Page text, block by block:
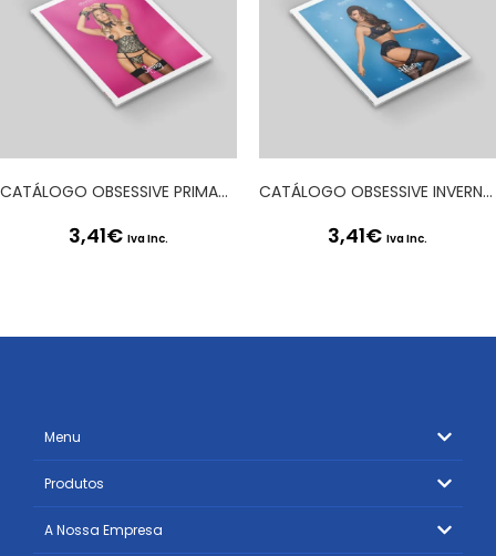
CATÁLOGO OBSESSIVE PRIMAVERA 2020
3,41€ Iva Inc.
CATÁLOGO OBSESSIVE INVERNO 2020
3,41€ Iva Inc.
Menu
Produtos
A Nossa Empresa